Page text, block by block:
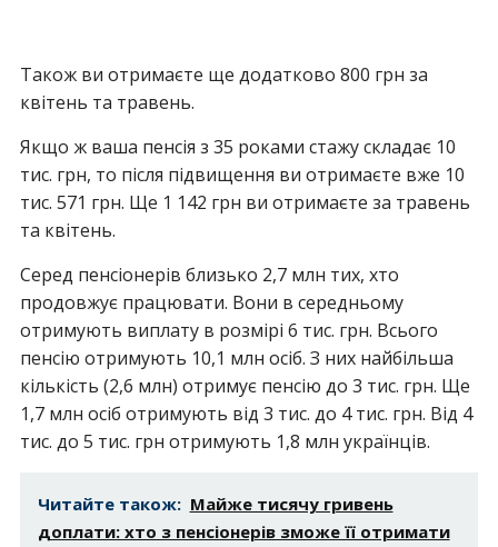
Також ви отримаєте ще додатково 800 грн за
квітень та травень.
Якщо ж ваша пенсія з 35 роками стажу складає 10
тис. грн, то після підвищення ви отримаєте вже 10
тис. 571 грн. Ще 1 142 грн ви отримаєте за травень
та квітень.
Серед пенсіонерів близько 2,7 млн тих, хто
продовжує працювати. Вони в середньому
отримують виплату в розмірі 6 тис. грн. Всього
пенсію отримують 10,1 млн осіб. З них найбільша
кількість (2,6 млн) отримує пенсію до 3 тис. грн. Ще
1,7 млн осіб отримують від 3 тис. до 4 тис. грн. Від 4
тис. до 5 тис. грн отримують 1,8 млн українців.
Читайте також: Майже тисячу гривень
доплати: хто з пенсіонерів зможе її отримати